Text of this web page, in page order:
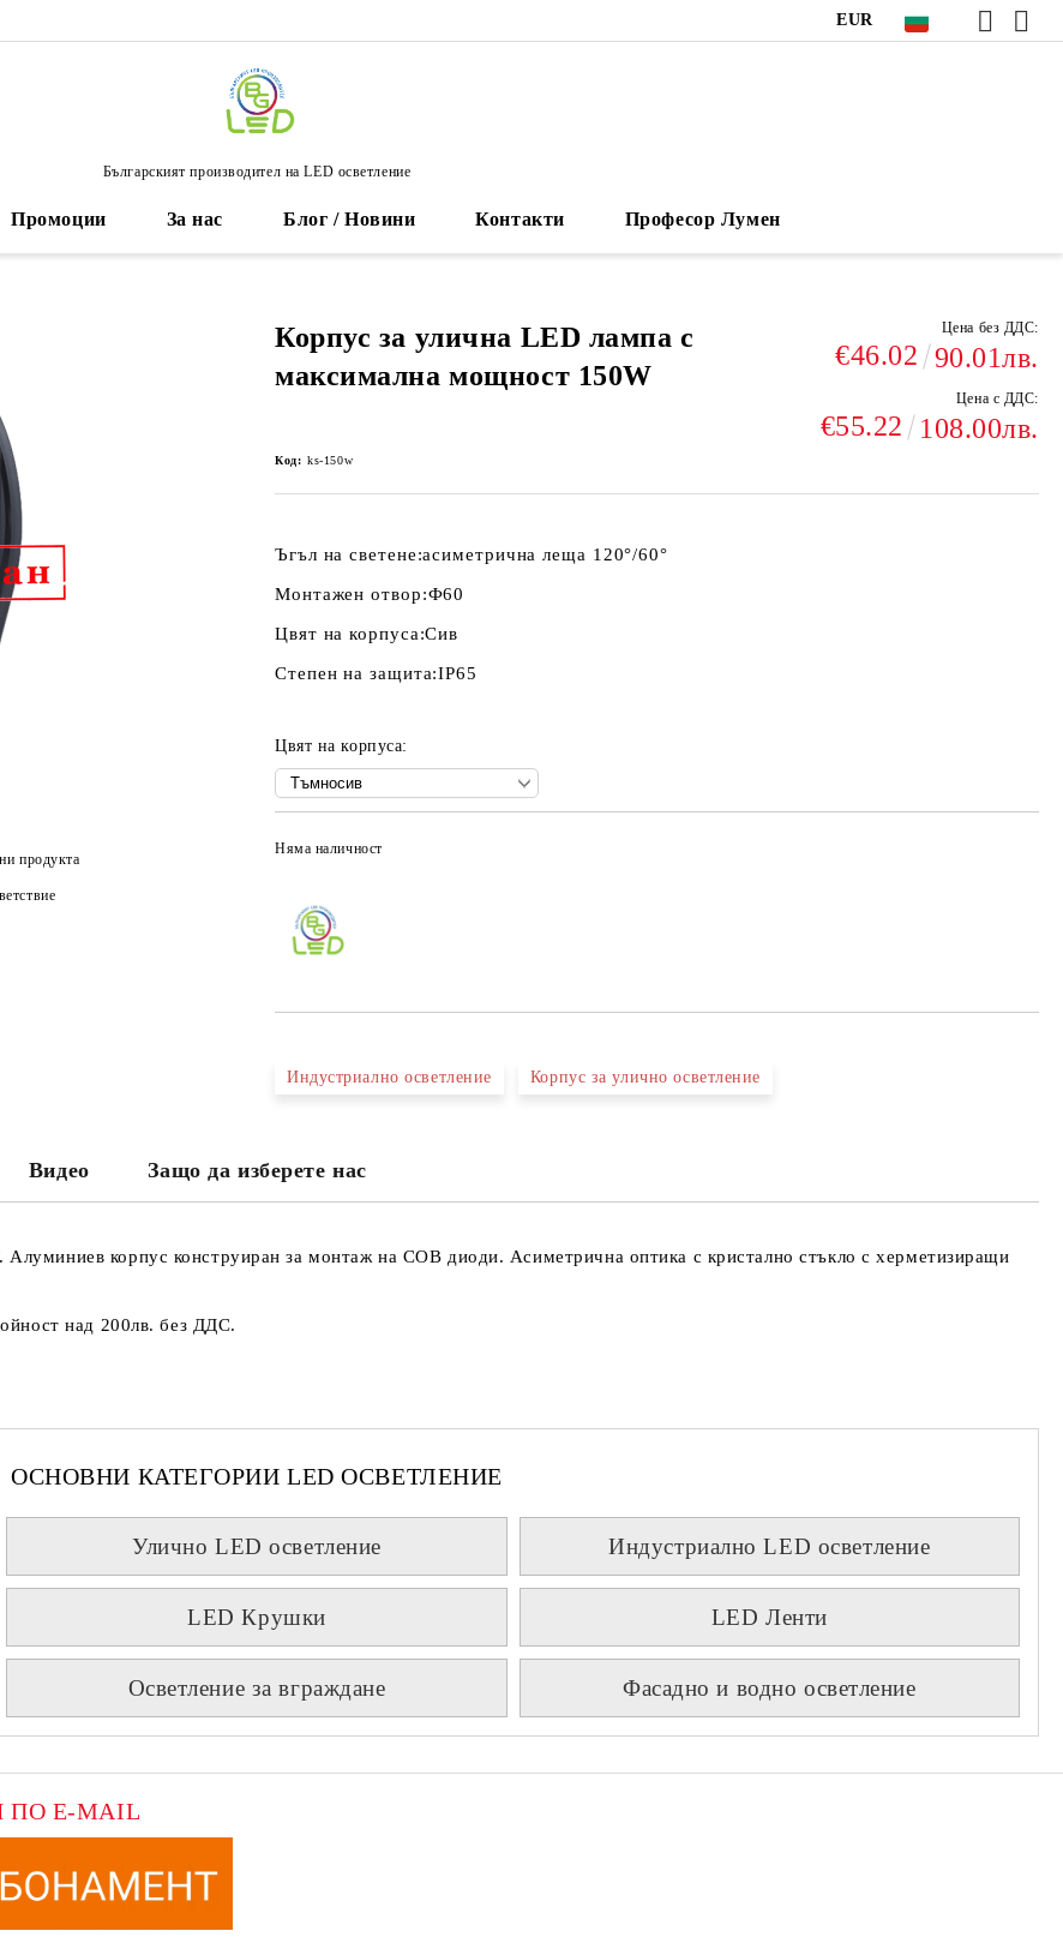
EUR
Българският производител на LED осветление
Промоции За нас Блог / Новини Контакти Професор Лумен
Корпус за улична LED лампа с
максимална мощност 150W
Цена без ДДС:
€46.02 90.01лв.
Цена с ДДС:
€55.22 108.00лв.
Код: ks-150w
Ъгъл на светене:асиметрична леща 120°/60°
Монтажен отвор:Ф60
Цвят на корпуса:Сив
Степен на защита:IP65
Цвят на корпуса:
Няма наличност
Индустриално осветление Корпус за улично осветление
продукта
Видео Защо да изберете нас
корпус конструиран за монтаж на COB диоди. Асиметрична оптика с кристално стъкло с херметизиращи
над 200лв. без ДДС.
ОСНОВНИ КАТЕГОРИИ LED ОСВЕТЛЕНИЕ
Улично LED осветление Индустриално LED осветление
LED Крушки LED Ленти
Осветление за вграждане Фасадно и водно осветление
ПО E-MAIL